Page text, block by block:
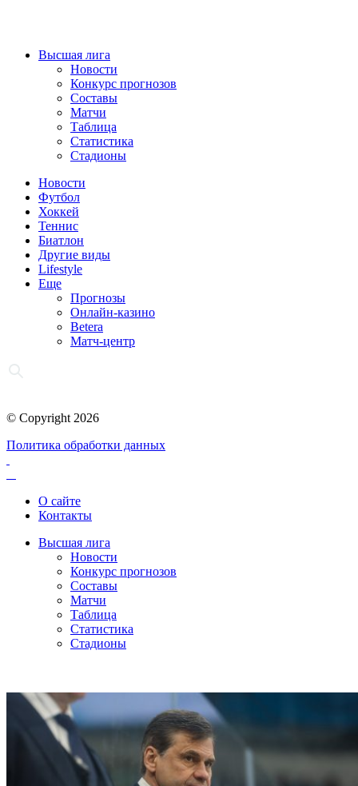
Высшая лига
Новости
Конкурс прогнозов
Составы
Матчи
Таблица
Статистика
Стадионы
Новости
Футбол
Хоккей
Теннис
Биатлон
Другие виды
Lifestyle
Еще
Прогнозы
Онлайн-казино
Betera
Матч-центр
© Copyright 2026
Политика обработки данных
О сайте
Контакты
Высшая лига
Новости
Конкурс прогнозов
Составы
Матчи
Таблица
Статистика
Стадионы